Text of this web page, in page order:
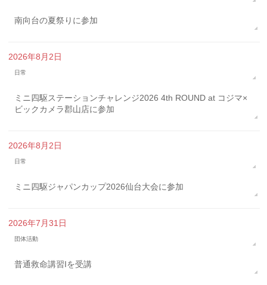
南向台の夏祭りに参加
2026年8月2日
日常
ミニ四駆ステーションチャレンジ2026 4th ROUND at コジマ×
ビックカメラ郡山店に参加
2026年8月2日
日常
ミニ四駆ジャパンカップ2026仙台大会に参加
2026年7月31日
団体活動
普通救命講習Iを受講